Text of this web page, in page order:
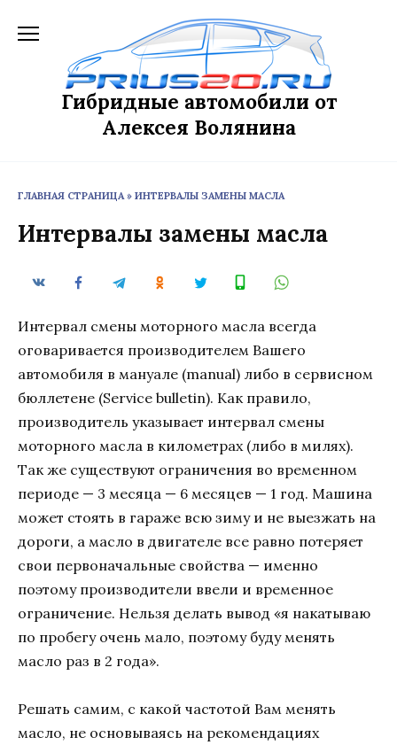
содержанию
Гибридные автомобили от
Алексея Волянина
ГЛАВНАЯ СТРАНИЦА» ИНТЕРВАЛЫ ЗАМЕНЫ МАСЛА
Интервалы замены масла
Интервал смены моторного масла всегда
оговаривается производителем Вашего
автомобиля в мануале (manual) либо в сервисном
бюллетене (Service bulletin). Как правило,
производитель указывает интервал смены
моторного масла в километрах (либо в милях).
Так же существуют ограничения во временном
периоде — 3 месяца — 6 месяцев — 1 год. Машина
может стоять в гараже всю зиму и не выезжать на
дороги, а масло в двигателе все равно потеряет
свои первоначальные свойства — именно
поэтому производители ввели и временное
ограничение. Нельзя делать вывод «я накатываю
по пробегу очень мало, поэтому буду менять
масло раз в 2 года».
Решать самим, с какой частотой Вам менять
масло, не основываясь на рекомендациях